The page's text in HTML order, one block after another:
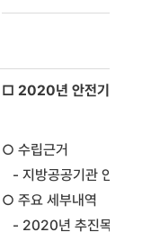
□ 2020년 안전기본계
○ 수립근거
- 지방공공기관 안전
○ 주요 세부내역
- 2020년 추진목표